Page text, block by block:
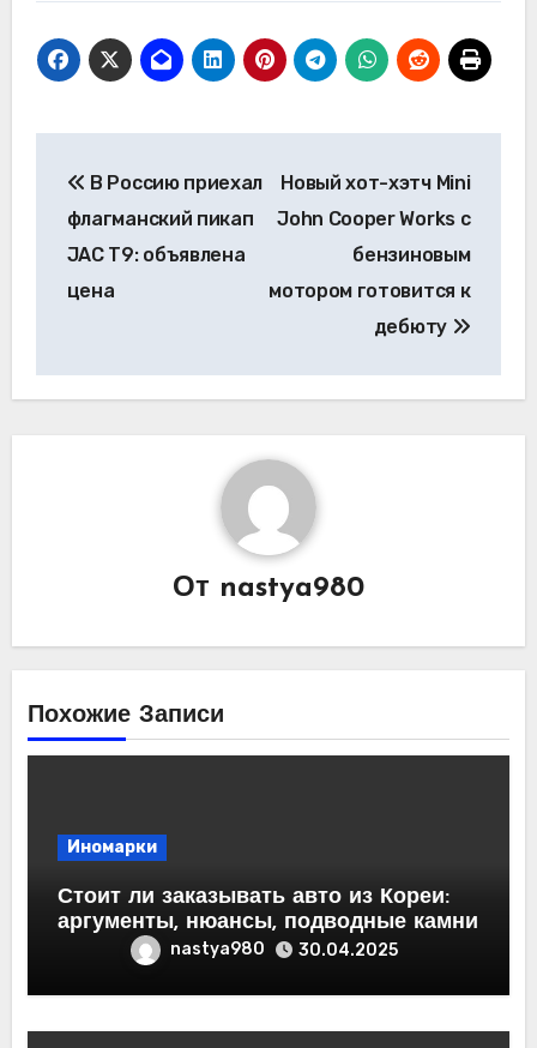
по
записям
В Россию приехал
флагманский пикап
JAC T9: объявлена
цена
Новый хот-хэтч Mini
John Cooper Works с
бензиновым
мотором готовится к
дебюту
От nastya980
Похожие Записи
Иномарки
Стоит ли заказывать авто из Кореи:
аргументы, нюансы, подводные камни
nastya980 30.04.2025